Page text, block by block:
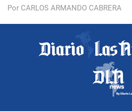
Por CARLOS ARMANDO CABRERA